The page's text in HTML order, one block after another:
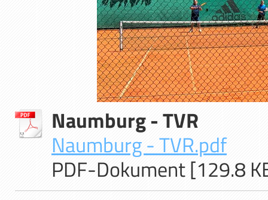
Naumburg - TVR
Naumburg - TVR.pdf
PDF-Dokument [129.8